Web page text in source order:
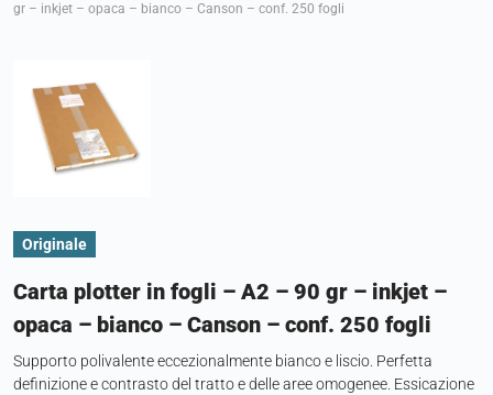
gr – inkjet – opaca – bianco – Canson – conf. 250 fogli
Originale
Carta plotter in fogli – A2 – 90 gr – inkjet –
opaca – bianco – Canson – conf. 250 fogli
Supporto polivalente eccezionalmente bianco e liscio. Perfetta
definizione e contrasto del tratto e delle aree omogenee. Essicazione